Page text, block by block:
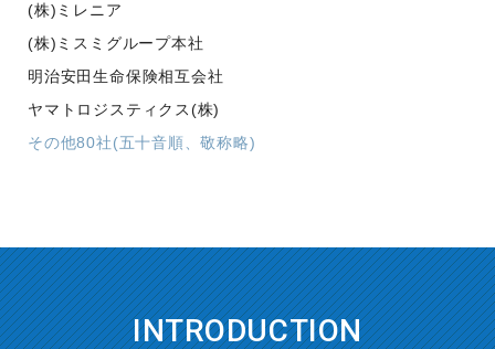
(株)ミレニア
(株)ミスミグループ本社
明治安田生命保険相互会社
ヤマトロジスティクス(株)
その他80社(五十音順、敬称略)
INTRODUCTION